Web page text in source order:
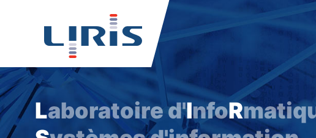
Laboratoire d'InfoR